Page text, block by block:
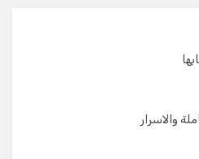
والاسرار